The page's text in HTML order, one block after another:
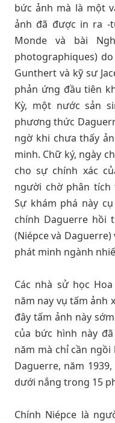
bức ảnh mà là một
ảnh đã được in ra -
Monde và bài
photographiques)
Gunthert và kỹ sư
phản ứng đầu tiên
Kỳ, một nước sản
phương thức
ngờ khi chưa thấy
minh. Chữ ký, ngày
cho sự chính xác
người chờ phân
Sự khám phá này
chính Daguerre hồi
(Niépce và
phát minh ngành
Các nhà sử học
năm nay vụ tấm ảnh
đây tấm ảnh này
của bức hình này
năm mà chỉ cần
Daguerre, năm
dưới nắng trong 15
Chính Niépce là